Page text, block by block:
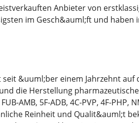
Anbieter von
im Gesch&auml;ft und haben
&uuml;ber einem Jahrzehnt
die Herstellung
FUB-AMB, 5F-ADB, 4C-PVP, 4F-
Reinheit und Qualit&auml;t